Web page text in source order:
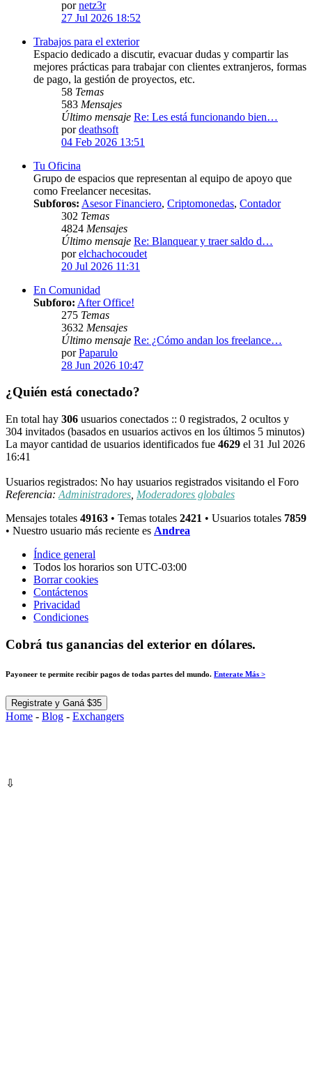
pornetz3r
27 Jul 2026 18:52
Trabajos para el exterior
Espacio dedicado a discutir, evacuar dudas y compartir las
mejores prácticas para trabajar con clientes extranjeros, formas
de pago, la gestión de proyectos, etc.
58 Temas
583 Mensajes
Último mensaje Re: Les está funcionando bien…
pordeathsoft
04 Feb 2026 13:51
Tu Oficina
Grupo de espacios que representan al equipo de apoyo que
como Freelancer necesitas.
Subforos: Asesor Financiero, Criptomonedas, Contador
302 Temas
4824 Mensajes
Último mensaje Re: Blanquear y traer saldo d…
porelchachocoudet
20 Jul 2026 11:31
En Comunidad
Subforo: After Office!
275 Temas
3632 Mensajes
Último mensaje Re: ¿Cómo andan los freelance…
porPaparulo
28 Jun 2026 10:47
¿Quién está conectado?
En total hay 306 usuarios conectados :: 0 registrados, 2 ocultos y
304 invitados (basados en usuarios activos en los últimos 5 minutos)
La mayor cantidad de usuarios identificados fue 4629 el 31 Jul 2026
16:41
Usuarios registrados: No hay usuarios registrados visitando el Foro
Referencia: Administradores Moderadores globales
Mensajes totales 49163 • Temas totales 2421 • Usuarios totales 7859
• Nuestro usuario más reciente es Andrea
Índice general
Todos los horarios son UTC-03:00
Borrar cookies
Contáctenos
Privacidad
Condiciones
Cobrá tus ganancias del exterior en dólares.
Payoneer te permite recibir pagos de todas partes del mundo. Enterate Más >
Registrate y Ganá $35
Home - Blog - Exchangers
⇩